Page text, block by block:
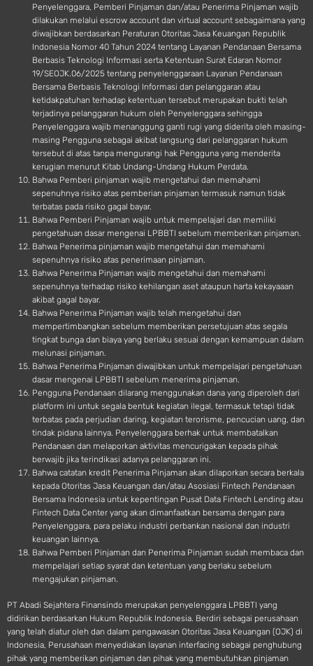
Penyelenggara, Pemberi Pinjaman dan/atau Penerima Pinjaman wajib
dilakukan melalui escrow account dan virtual account sebagaimana yang
diwajibkan berdasarkan Peraturan Otoritas Jasa Keuangan Republik
Indonesia Nomor 40 Tahun 2024 tentang Layanan Pendanaan Bersama
Berbasis Teknologi Informasi serta Ketentuan Surat Edaran Nomor
19/SEOJK.06/2025 tentang penyelenggaraan Layanan Pendanaan
Bersama Berbasis Teknologi Informasi dan pelanggaran atau
ketidakpatuhan terhadap ketentuan tersebut merupakan bukti telah
terjadinya pelanggaran hukum oleh Penyelenggara sehingga
Penyelenggara wajib menanggung ganti rugi yang diderita oleh masing-
masing Pengguna sebagai akibat langsung dari pelanggaran hukum
tersebut di atas tanpa mengurangi hak Pengguna yang menderita
kerugian menurut Kitab Undang-Undang Hukum Perdata.
Bahwa Pemberi pinjaman wajib mengetahui dan memahami
sepenuhnya risiko atas pemberian pinjaman termasuk namun tidak
terbatas pada risiko gagal bayar.
Bahwa Pemberi Pinjaman wajib untuk mempelajari dan memiliki
pengetahuan dasar mengenai LPBBTI sebelum memberikan pinjaman.
Bahwa Penerima pinjaman wajib mengetahui dan memahami
sepenuhnya risiko atas penerimaan pinjaman.
Bahwa Penerima Pinjaman wajib mengetahui dan memahami
sepenuhnya terhadap risiko kehilangan aset ataupun harta kekayaaan
akibat gagal bayar.
Bahwa Penerima Pinjaman wajib telah mengetahui dan
mempertimbangkan sebelum memberikan persetujuan atas segala
tingkat bunga dan biaya yang berlaku sesuai dengan kemampuan dalam
melunasi pinjaman.
Bahwa Penerima Pinjaman diwajibkan untuk mempelajari pengetahuan
dasar mengenai LPBBTI sebelum menerima pinjaman.
Pengguna Pendanaan dilarang menggunakan dana yang diperoleh dari
platform ini untuk segala bentuk kegiatan ilegal, termasuk tetapi tidak
terbatas pada perjudian daring, kegiatan terorisme, pencucian uang, dan
tindak pidana lainnya. Penyelenggara berhak untuk membatalkan
Pendanaan dan melaporkan aktivitas mencurigakan kepada pihak
berwajib jika terindikasi adanya pelanggaran ini.
Bahwa catatan kredit Penerima Pinjaman akan dilaporkan secara berkala
kepada Otoritas Jasa Keuangan dan/atau Asosiasi Fintech Pendanaan
Bersama Indonesia untuk kepentingan Pusat Data Fintech Lending atau
Fintech Data Center yang akan dimanfaatkan bersama dengan para
Penyelenggara, para pelaku industri perbankan nasional dan industri
keuangan lainnya.
Bahwa Pemberi Pinjaman dan Penerima Pinjaman sudah membaca dan
mempelajari setiap syarat dan ketentuan yang berlaku sebelum
mengajukan pinjaman.
PT Abadi Sejahtera Finansindo merupakan penyelenggara LPBBTI yang
didirikan berdasarkan Hukum Republik Indonesia. Berdiri sebagai perusahaan
yang telah diatur oleh dan dalam pengawasan Otoritas Jasa Keuangan (OJK) di
Indonesia, Perusahaan menyediakan layanan interfacing sebagai penghubung
pihak yang memberikan pinjaman dan pihak yang membutuhkan pinjaman